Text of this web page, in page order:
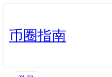
币圈指南